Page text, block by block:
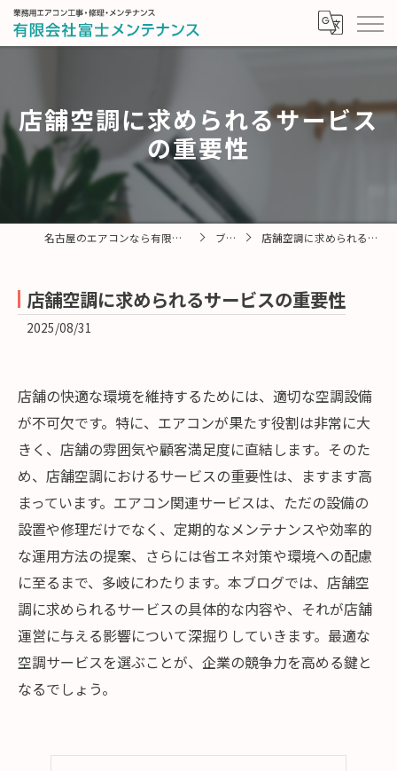
店舗空調に求められるサービス
の重要性
名古屋のエアコンなら有限会社富士メンテナンス ブログ 店舗空調に求められるサービスの重要性
店舗空調に求められるサービスの重要性
2025/08/31
店舗の快適な環境を維持するためには、適切な空調設備
が不可欠です。特に、エアコンが果たす役割は非常に大
きく、店舗の雰囲気や顧客満足度に直結します。そのた
め、店舗空調におけるサービスの重要性は、ますます高
まっています。エアコン関連サービスは、ただの設備の
設置や修理だけでなく、定期的なメンテナンスや効率的
な運用方法の提案、さらには省エネ対策や環境への配慮
に至るまで、多岐にわたります。本ブログでは、店舗空
調に求められるサービスの具体的な内容や、それが店舗
運営に与える影響について深掘りしていきます。最適な
空調サービスを選ぶことが、企業の競争力を高める鍵と
なるでしょう。